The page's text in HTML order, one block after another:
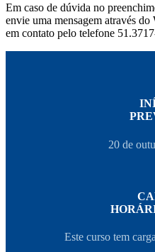
Em caso de dúvida no
envie uma mensagem através do
em contato pelo telefone
20 de
Este curso tem